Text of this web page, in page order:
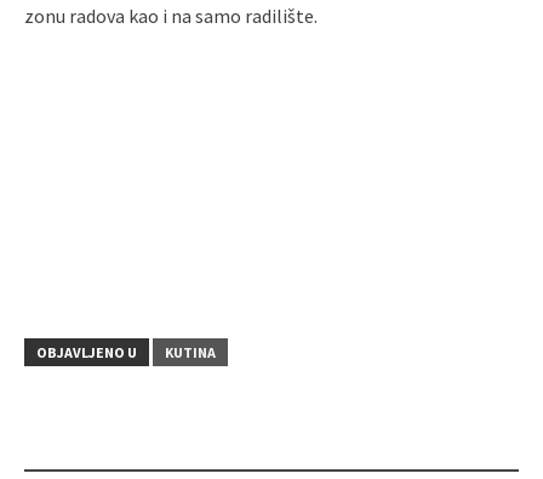
zonu radova kao i na samo radilište.
OBJAVLJENO U KUTINA